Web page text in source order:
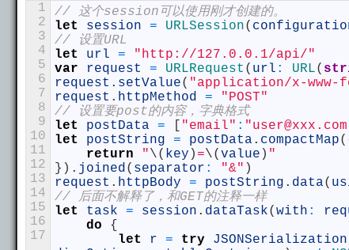
1
2
3
4
5
6
7
8
9
10
11
12
13
14
15
16
17
// 这个session可以使用刚才创建的。
let
session = URLSession(
// 设置URL
let
url =
"http://127.0.0.1/api/"
var
request = URLRequest ( url : URL(
request . setValue( "application/x-www-
request . httpMethod =
"POST"
// 设置要post的内容，字典格式
let
postData = "email" :
let
postString = postData . compactMap(
return
"\( key ) =\( value ) "
} ) . joined( separator : "&" )
request . httpBody = postString . data(
// 后面不解释了，和GET的注释一样
let
task = session . dataTask( with :
do
{
let
r = try JSONSerialization